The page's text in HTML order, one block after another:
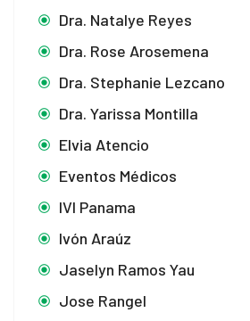
Dra. Natalye Reyes
Dra. Rose Arosemena
Dra. Stephanie Lezcano
Dra. Yarissa Montilla
Elvia Atencio
Eventos Médicos
IVI Panama
Ivón Araúz
Jaselyn Ramos Yau
Jose Rangel